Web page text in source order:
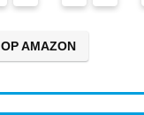
AMAZON